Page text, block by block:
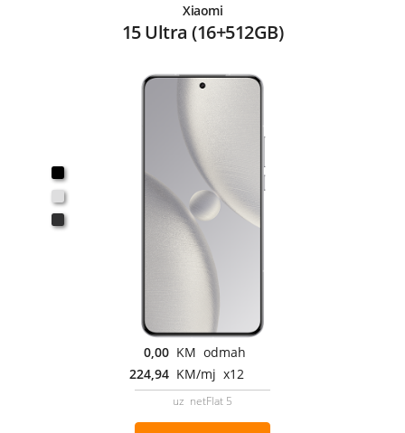
Xiaomi
15 Ultra (16+512GB)
0,00 KM odmah
224,94 KM/mj x12
uz netFlat 5